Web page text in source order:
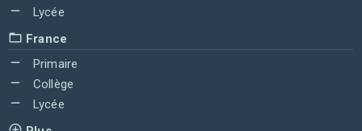
Lycée
France
Primaire
Collège
Lycée